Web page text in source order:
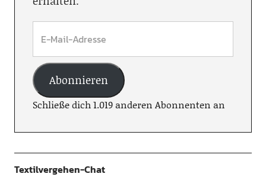
Abonnieren
Schließe dich 1.019 anderen Abonnenten an
Textilvergehen-Chat